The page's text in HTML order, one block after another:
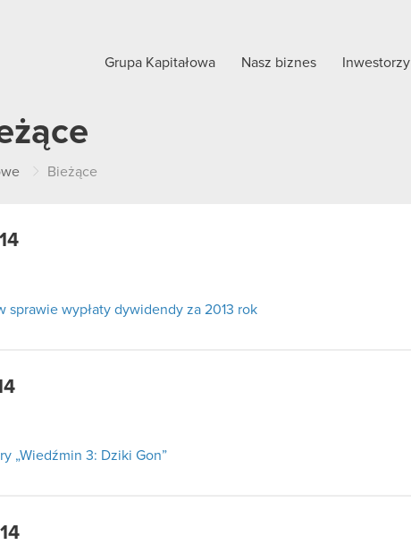
Grupa Kapitałowa Nasz biznes Inwestorzy
Bieżące
sprawie wypłaty dywidendy za 2013 rok
„Wiedźmin 3: Dziki Gon”